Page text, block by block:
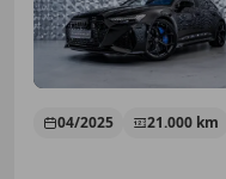
04/2025 21.000 km